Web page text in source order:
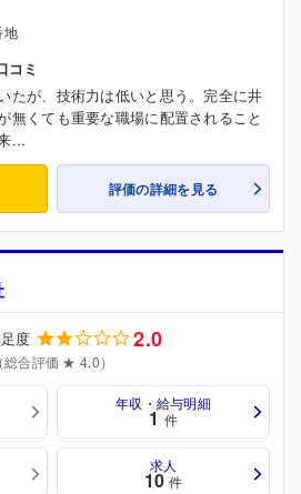
地
コミ
たが、技術力は低いと思う。完全に井
無くても重要な職場に配置されること
...
評価の詳細を見る
度 2.0
（総合評価 ★ 4.0）
年収・給与明細
1 件
求人
10 件